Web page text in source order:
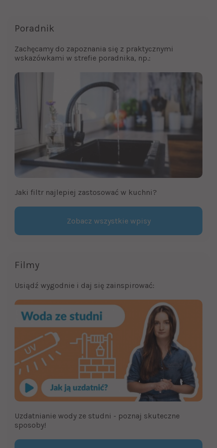
Poradnik
Zachęcamy do zapoznania się z praktycznymi
wskazówkami w strefie poradnika, np.:
Jaki filtr najlepiej zastosować w kuchni?
Zobacz wszystkie wpisy
Filmy
Usiądź wygodnie i daj się zainspirować:
Uzdatnianie wody ze studni - poznaj skuteczne
sposoby!